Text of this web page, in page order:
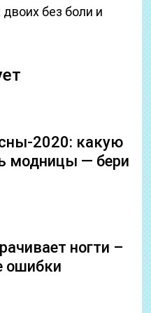
без боли и
2020: какую
модницы — бери
ногти –
ошибки